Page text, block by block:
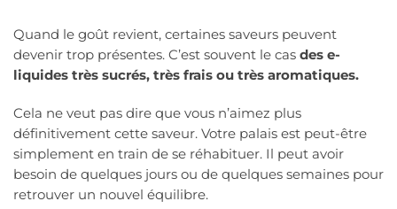
Quand le goût revient, certaines saveurs peuvent
devenir trop présentes. C’est souvent le cas des e-
liquides très sucrés, très frais ou très aromatiques.
Cela ne veut pas dire que vous n’aimez plus
définitivement cette saveur. Votre palais est peut-être
simplement en train de se réhabituer. Il peut avoir
besoin de quelques jours ou de quelques semaines pour
retrouver un nouvel équilibre.